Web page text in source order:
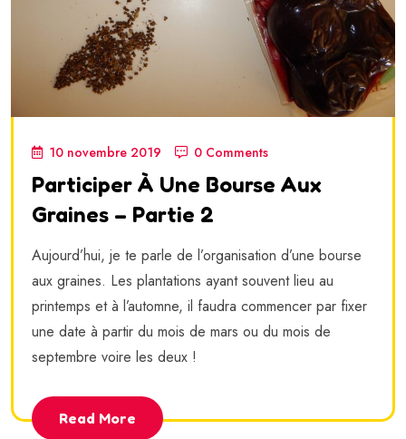
10 novembre 2019 0 Comments
Participer À Une Bourse Aux
Graines – Partie 2
Aujourd’hui, je te parle de l’organisation d’une bourse
aux graines. Les plantations ayant souvent lieu au
printemps et à l’automne, il faudra commencer par fixer
une date à partir du mois de mars ou du mois de
septembre voire les deux !
Read More